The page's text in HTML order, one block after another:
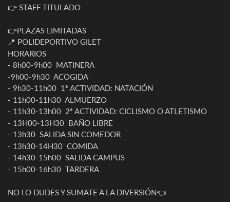
👉 STAFF TITULADO
👉PLAZAS LIMITADAS
📍 POLIDEPORTIVO GILET
HORARIOS
- 8h00-9h00 MATINERA
-9h00-9h30 ACOGIDA
- 9h30-11h00 1ª ACTIVIDAD: NATACIÓN
- 11h00-11h30 ALMUERZO
- 11h30-13h00 2ª ACTIVIDAD: CICLISMO O ATLETISMO
- 13H00-13H30 BAÑO LIBRE
- 13h30 SALIDA SIN COMEDOR
- 13h30-14H30 COMIDA
- 14h30-15h00 SALIDA CAMPUS
- 15h00-16h30 TARDERA
NO LO DUDES Y SUMATE A LA DIVERSIÓN👈